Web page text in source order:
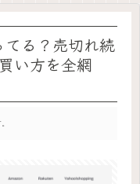
る？売切れ続
い方を全網